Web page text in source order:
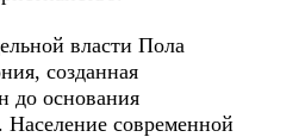
власти Пола
созданная
до основания
Население современной